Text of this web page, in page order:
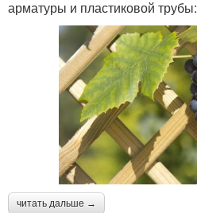
арматуры и пластиковой трубы:
читать дальше →